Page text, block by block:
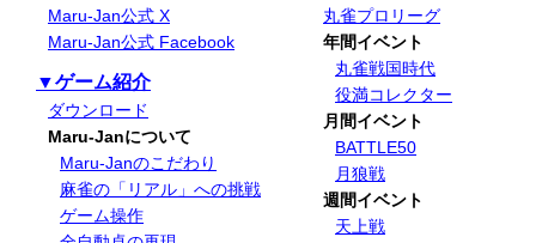
Maru-Jan公式 X
Maru-Jan公式 Facebook
▼ゲーム紹介
ダウンロード
Maru-Janについて
Maru-Janのこだわり
麻雀の「リアル」への挑戦
ゲーム操作
丸雀プロリーグ
年間イベント
丸雀戦国時代
役満コレクター
月間イベント
BATTLE50
月狼戦
週間イベント
天上戦